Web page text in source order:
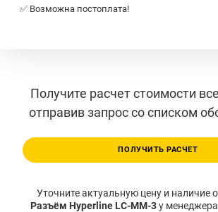
✅ Возможна постоплата!
Получите расчет стоимости
отправив запрос со списком
ПОЛУЧИТЬ РАСЧЕТ
Уточните актуальную цену и наличие
Разъём Hyperline LC-MM-3у